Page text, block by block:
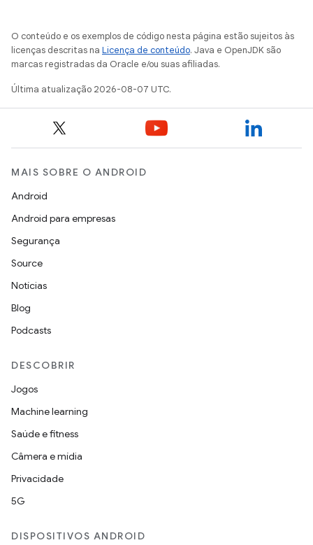
O conteúdo e os exemplos de código nesta página estão sujeitos às
licenças descritas na Licença de conteúdo. Java e OpenJDK são
marcas registradas da Oracle e/ou suas afiliadas.
Última atualização 2026-08-07 UTC.
MAIS SOBRE O ANDROID
Android
Android para empresas
Segurança
Source
Notícias
Blog
Podcasts
DESCOBRIR
Jogos
Machine learning
Saúde e fitness
Câmera e mídia
Privacidade
5G
DISPOSITIVOS ANDROID